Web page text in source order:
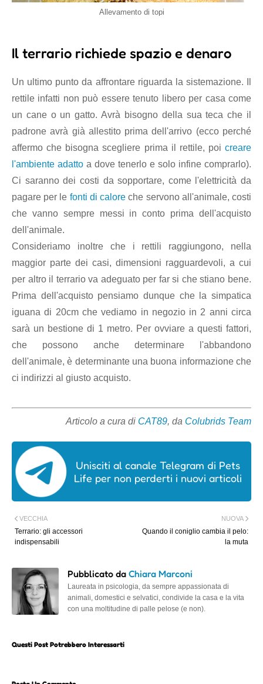
Allevamento di topi
Il terrario richiede spazio e denaro
Un ultimo punto da affrontare riguarda la sistemazione. Il
rettile infatti non può essere tenuto libero per casa come
un cane o un gatto. Avrà bisogno della sua teca che il
padrone avrà già allestito prima dell'arrivo (ecco perché
affermo che bisogna scegliere prima il rettile, poi creare
l'ambiente adatto a dove tenerlo e solo infine comprarlo).
Ci saranno dei costi da sopportare, come l'elettricità da
pagare per le fonti di calore che servono all'animale, costi
che vanno sempre messi in conto prima dell'acquisto
dell'animale.
Consideriamo inoltre che i rettili raggiungono, nella
maggior parte dei casi, dimensioni ragguardevoli, a cui
per altro il terrario va adeguato per far si che stiano bene.
Prima dell'acquisto pensiamo dunque che la simpatica
iguana di 20cm che vediamo in negozio in 2 anni circa
sarà un bestione di 1 metro. Per ovviare a questi fattori,
che possono anche determinare l'abbandono
dell'animale, è determinante una buona informazione che
ci indirizzi al giusto acquisto.
Articolo a cura di CAT89, da Colubrids Team
Unisciti al canale Telegram di Pets
Life per non perderti i nuovi articoli
NUOVA
Quando il coniglio cambia il pelo:
la muta
VECCHIA
Terrario: gli accessori
indispensabili
Pubblicato da Chiara Marconi
Laureata in psicologia, da sempre appassionata di
animali, domestici e selvatici, condivide la casa e la vita
con una moltitudine di palle pelose (e non).
Questi Post Potrebbero Interessarti